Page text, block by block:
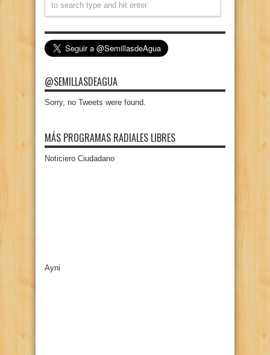
@SEMILLASDEAGUA
Sorry, no Tweets were found.
MÁS PROGRAMAS RADIALES LIBRES
Noticiero Ciudadano
Ayni